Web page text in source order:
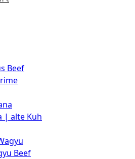
Beef
| alte Kuh
Beef